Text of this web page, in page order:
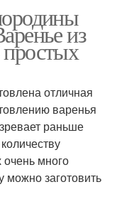
из
отличная
варенья
раньше
много
можно заготовить